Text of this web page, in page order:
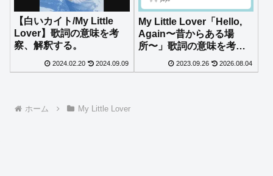
【白いカイト/My Little
Lover】歌詞の意味を考
察、解釈する。
2024.02.20 2024.09.09
My Little Lover「Hello,
Again〜昔からある場
所〜」歌詞の意味を考察
｜“昔からある場所”はど
こなのか
2023.09.26 2026.08.04
ホーム My Little Lover